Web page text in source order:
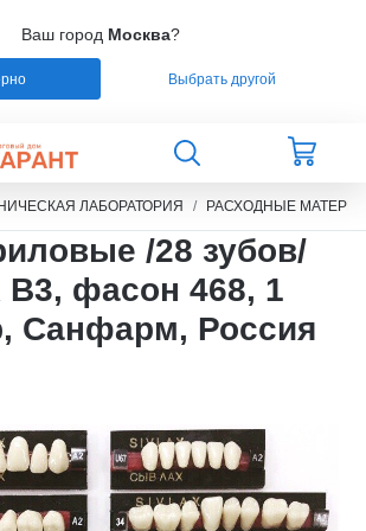
Ваш город Москва?
Выбрать другой
ЛЕЧЕНИЕ
/ БЕЗЗОЛЬНЫЕ /
СТЕРИЛИЗАЦИИ
ШИНЫ, КЛАММЕРА
ЛАБОРАТОРИЯ
ДЛЯ
ДЛЯ ИЗГОТОВЛЕНИЯ
ЛАБОРАТОРИЯ РАСХОДНЫЕ
/28 зубов/
фасон 468, 1
Санфарм, Россия